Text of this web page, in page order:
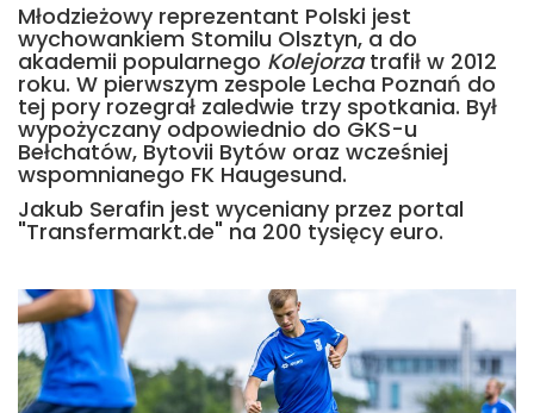
Młodzieżowy reprezentant Polski jest
wychowankiem Stomilu Olsztyn, a do
akademii popularnego Kolejorzatrafił w 2012
roku. W pierwszym zespole Lecha Poznań do
tej pory rozegrał zaledwie trzy spotkania. Był
wypożyczany odpowiednio do GKS-u
Bełchatów, Bytovii Bytów oraz wcześniej
wspomnianego FK Haugesund.
Jakub Serafin jest wyceniany przez portal
"Transfermarkt.de" na 200 tysięcy euro.